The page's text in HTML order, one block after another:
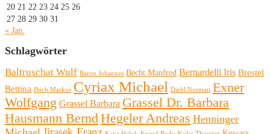
20 21 22 23 24 25 26
27 28 29 30 31
« Jan.
Schlagwörter
Baltruschat Wulf Baron Johannes Becht Manfred Bernardelli Iris Brestel
Bettina Buch Markus Cyriax Michael Diehl Norman Exner
Wolfgang Grassel Barbara Grassel Dr. Barbara
Hausmann Bernd Hegeler Andreas Henninger